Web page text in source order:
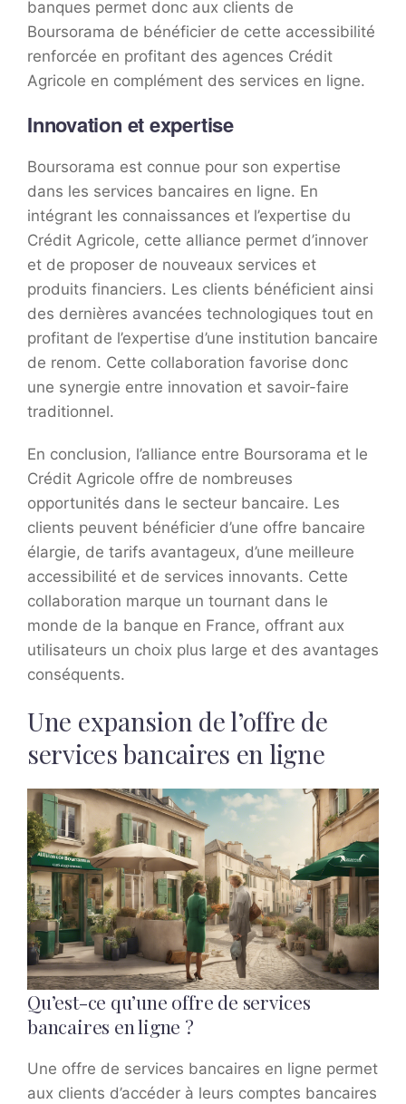
banques permet donc aux clients de
Boursorama de bénéficier de cette accessibilité
renforcée en profitant des agences Crédit
Agricole en complément des services en ligne.
Innovation et expertise
Boursorama est connue pour son expertise
dans les services bancaires en ligne. En
intégrant les connaissances et l’expertise du
Crédit Agricole, cette alliance permet d’innover
et de proposer de nouveaux services et
produits financiers. Les clients bénéficient ainsi
des dernières avancées technologiques tout en
profitant de l’expertise d’une institution bancaire
de renom. Cette collaboration favorise donc
une synergie entre innovation et savoir-faire
traditionnel.
En conclusion, l’alliance entre Boursorama et le
Crédit Agricole offre de nombreuses
opportunités dans le secteur bancaire. Les
clients peuvent bénéficier d’une offre bancaire
élargie, de tarifs avantageux, d’une meilleure
accessibilité et de services innovants. Cette
collaboration marque un tournant dans le
monde de la banque en France, offrant aux
utilisateurs un choix plus large et des avantages
conséquents.
Une expansion de l’offre de
services bancaires en ligne
Qu’est-ce qu’une offre de services
bancaires en ligne ?
Une offre de services bancaires en ligne permet
aux clients d’accéder à leurs comptes bancaires